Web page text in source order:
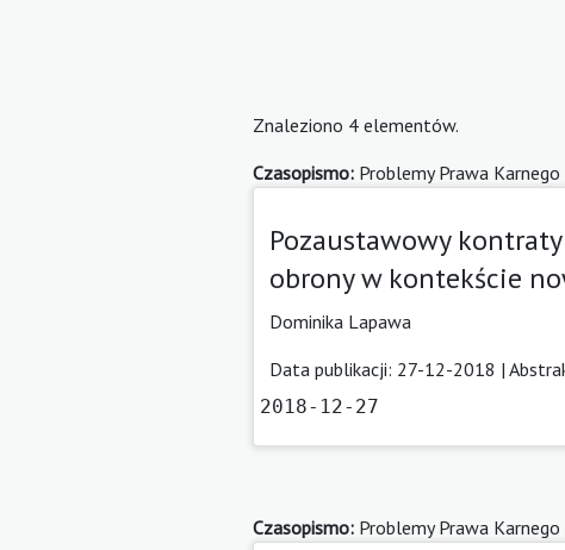
Znaleziono 4 elementów.
Czasopismo: Problemy Prawa Karnego
Pozaustawowy
obrony w kontekście
Dominika Lapawa
Data publikacji: 27-12-2018 |
2018-12-27
Czasopismo: Problemy Prawa Karnego